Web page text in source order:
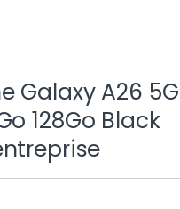
Galaxy A26
128Go Black